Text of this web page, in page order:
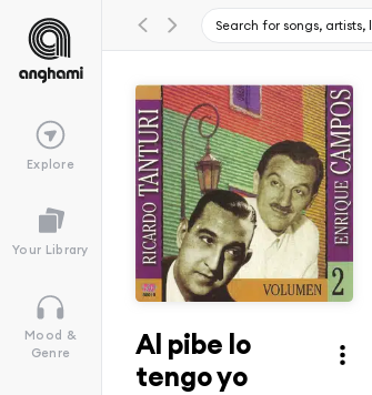
Explore
Your Library
Mood &
Genre
Al pibe lo
tengo yo